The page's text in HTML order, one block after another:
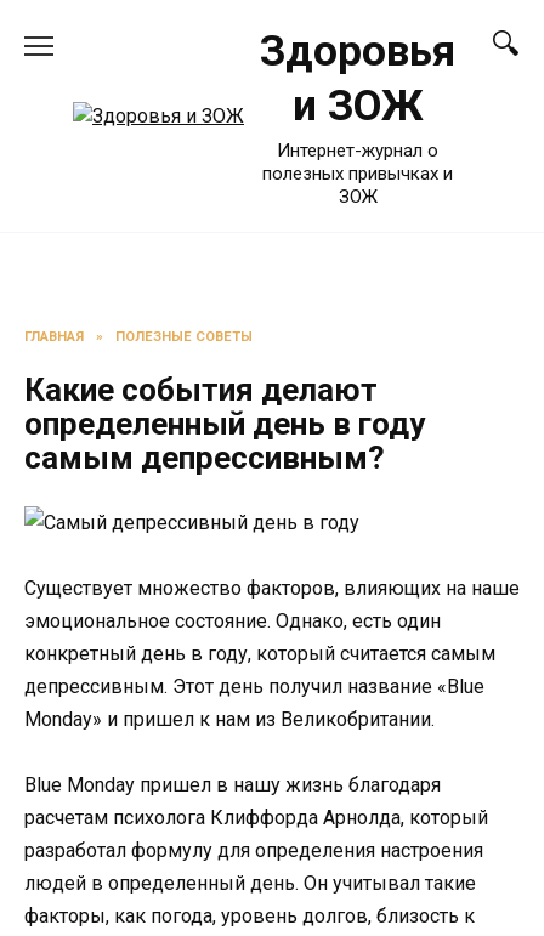
Здоровья
и ЗОЖ
Интернет-журнал о
полезных привычках и
ЗОЖ
ГЛАВНАЯ » ПОЛЕЗНЫЕ СОВЕТЫ
Какие события делают
определенный день в году
самым депрессивным?
Существует множество факторов, влияющих на наше
эмоциональное состояние. Однако, есть один
конкретный день в году, который считается самым
депрессивным. Этот день получил название «Blue
Monday» и пришел к нам из Великобритании.
Blue Monday пришел в нашу жизнь благодаря
расчетам психолога Клиффорда Арнолда, который
разработал формулу для определения настроения
людей в определенный день. Он учитывал такие
факторы, как погода, уровень долгов, близость к